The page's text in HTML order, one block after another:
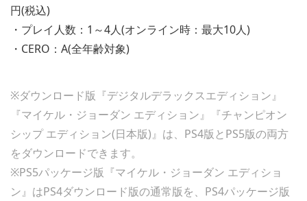
円(税込)
・プレイ人数：1～4人(オンライン時：最大10人)
・CERO：A(全年齢対象)
※ダウンロード版『デジタルデラックスエディション』
『マイケル・ジョーダン エディション』『チャンピオン
シップ エディション(日本版)』は、PS4版とPS5版の両方
をダウンロードできます。
※PS5パッケージ版『マイケル・ジョーダン エディショ
ン』はPS4ダウンロード版の通常版を、PS4パッケージ版